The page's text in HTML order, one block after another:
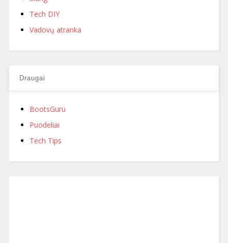
Tech DIY
Vadovų atranka
Draugai
BootsGuru
Puodeliai
Tech Tips